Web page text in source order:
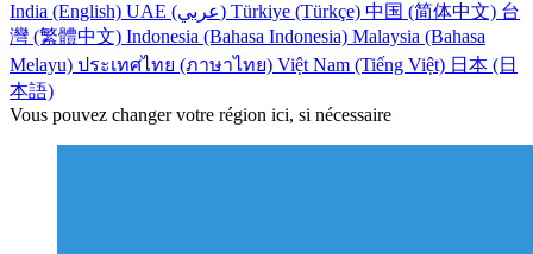
India (English)
UAE (عربي) Türkiye (Türkçe) 中国 (简体中文) 台
灣 (繁體中文) Indonesia (Bahasa Indonesia) Malaysia (Bahasa
Melayu) ประเทศไทย (ภาษาไทย) Việt Nam (Tiếng Việt) 日本 (日
本語)
Vous pouvez changer votre région ici, si nécessaire